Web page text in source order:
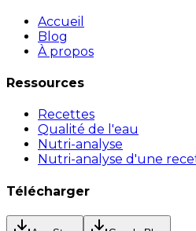
Accueil
Blog
À propos
Ressources
Recettes
Qualité de l'eau
Nutri-analyse
Nutri-analyse d'une
Télécharger